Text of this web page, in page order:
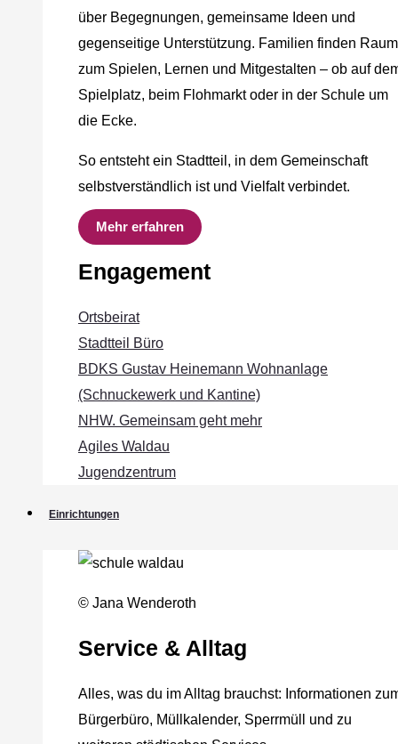
über Begegnungen, gemeinsame Ideen und
gegenseitige Unterstützung. Familien finden Raum
zum Spielen, Lernen und Mitgestalten – ob auf
Spielplatz, beim Flohmarkt oder in der Schule um
die Ecke.
So entsteht ein Stadtteil, in dem Gemeinschaft
selbstverständlich ist und Vielfalt verbindet.
Mehr erfahren
Engagement
Ortsbeirat
Stadtteil Büro
BDKS Gustav Heinemann Wohnanlage
(Schnuckewerk und Kantine)
NHW. Gemeinsam geht mehr
Agiles Waldau
Jugendzentrum
Einrichtungen
© Jana Wenderoth
Service & Alltag
Alles, was du im Alltag brauchst: Informationen
Bürgerbüro, Müllkalender, Sperrmüll und zu